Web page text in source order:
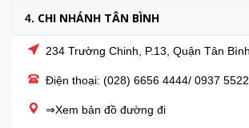
4. CHI NHÁNH TÂN BÌNH
234 Trường Chinh, P.13, Quận Tân
Điện thoại: (028) 6656 4444/ 0937
⇒Xem bản đồ đường đi